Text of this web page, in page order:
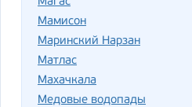
Мамисон
Маринский Нарзан
Матлас
Махачкала
Медовые водопады